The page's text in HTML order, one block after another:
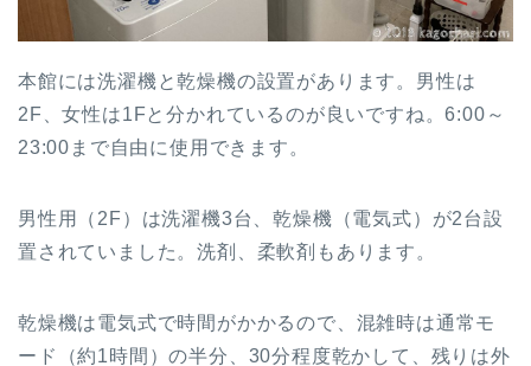
本館には洗濯機と乾燥機の設置があります。男性は
2F、女性は1Fと分かれているのが良いですね。6:00～
23:00まで自由に使用できます。
男性用（2F）は洗濯機3台、乾燥機（電気式）が2台設
置されていました。洗剤、柔軟剤もあります。
乾燥機は電気式で時間がかかるので、混雑時は通常モ
ード（約1時間）の半分、30分程度乾かして、残りは外